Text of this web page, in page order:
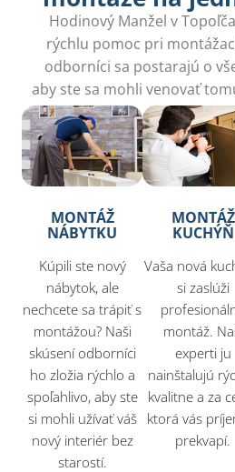
Hodinový Manžel v
rýchlu pomoc pri
odborníci sa postarajú o
aby ste sa mohli venovať
zavolať!
MONTÁŽ
NÁBYTKU
Kúpili ste nový
nábytok, ale
nechcete sa trápiť s
montážou? Naši
skúsení odborníci
ho zložia rýchlo a
spoľahlivo, aby ste
si mohli užívať váš
nový interiér bez
starostí.
MONTÁŽ
KUCHÝŇ
Vaša nová
si zaslúži
montáž.
experti ju
nainštalujú
kvalitne a za
ktorá vás
prekvapí.